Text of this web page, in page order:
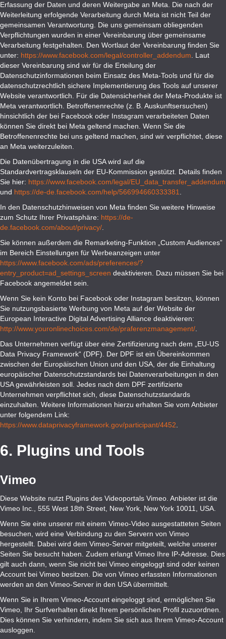
Erfassung der Daten und deren Weitergabe an Meta. Die nach der
Weiterleitung erfolgende Verarbeitung durch Meta ist nicht Teil der
gemeinsamen Verantwortung. Die uns gemeinsam obliegenden
Verpflichtungen wurden in einer Vereinbarung über gemeinsame
Verarbeitung festgehalten. Den Wortlaut der Vereinbarung finden Sie
unter: https://www.facebook.com/legal/controller_addendum . Laut
dieser Vereinbarung sind wir für die Erteilung der
Datenschutzinformationen beim Einsatz des Meta-Tools und für die
datenschutzrechtlich sichere Implementierung des Tools auf unserer
Website verantwortlich. Für die Datensicherheit der Meta-Produkte ist
Meta verantwortlich. Betroffenenrechte (z. B. Auskunftsersuchen)
hinsichtlich der bei Facebook oder Instagram verarbeiteten Daten
können Sie direkt bei Meta geltend machen. Wenn Sie die
Betroffenenrechte bei uns geltend machen, sind wir verpflichtet, diese
an Meta weiterzuleiten.
Die Datenübertragung in die USA wird auf die
Standardvertragsklauseln der EU-Kommission gestützt. Details finden
Sie hier: https://www.facebook.com/legal/EU_data_transfer_addendum
und https://de-de.facebook.com/help/566994660333381
In den Datenschutzhinweisen von Meta finden Sie weitere Hinweise
zum Schutz Ihrer Privatsphäre: https://de-
de.facebook.com/about/privacy/
Sie können außerdem die Remarketing-Funktion „Custom Audiences”
im Bereich Einstellungen für Werbeanzeigen unter
https://www.facebook.com/ads/preferences/?
entry_product=ad_settings_screen deaktivieren. Dazu müssen Sie bei
Facebook angemeldet sein.
Wenn Sie kein Konto bei Facebook oder Instagram besitzen, können
Sie nutzungsbasierte Werbung von Meta auf der Website der
European Interactive Digital Advertising Alliance deaktivieren:
http://www.youronlinechoices.com/de/praferenzmanagement/
Das Unternehmen verfügt über eine Zertifizierung nach dem „EU-US
Data Privacy Framework“ (DPF). Der DPF ist ein Übereinkommen
zwischen der Europäischen Union und den USA, der die Einhaltung
europäischer Datenschutzstandards bei Datenverarbeitungen in den
USA gewährleisten soll. Jedes nach dem DPF zertifizierte
Unternehmen verpflichtet sich, diese Datenschutzstandards
einzuhalten. Weitere Informationen hierzu erhalten Sie vom Anbieter
unter folgendem Link:
https://www.dataprivacyframework.gov/participant/4452
6. Plugins und Tools
Vimeo
Diese Website nutzt Plugins des Videoportals Vimeo. Anbieter ist die
Vimeo Inc., 555 West 18th Street, New York, New York 10011, USA.
Wenn Sie eine unserer mit einem Vimeo-Video ausgestatteten Seiten
besuchen, wird eine Verbindung zu den Servern von Vimeo
hergestellt. Dabei wird dem Vimeo-Server mitgeteilt, welche unserer
Seiten Sie besucht haben. Zudem erlangt Vimeo Ihre IP-Adresse. Dies
gilt auch dann, wenn Sie nicht bei Vimeo eingeloggt sind oder keinen
Account bei Vimeo besitzen. Die von Vimeo erfassten Informationen
werden an den Vimeo-Server in den USA übermittelt.
Wenn Sie in Ihrem Vimeo-Account eingeloggt sind, ermöglichen Sie
Vimeo, Ihr Surfverhalten direkt Ihrem persönlichen Profil zuzuordnen.
Dies können Sie verhindern, indem Sie sich aus Ihrem Vimeo-Account
ausloggen.